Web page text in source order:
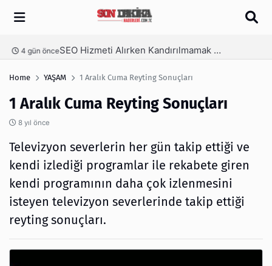
Arama
SEO Hizmeti Alırken Kandırılmamak İçin Bilinmesi Gerekenler
Home YAŞAM 1 Aralık Cuma Reyting Sonuçları
1 Aralık Cuma Reyting Sonuçları
8 yıl önce
Televizyon severlerin her gün takip ettiği ve
kendi izlediği programlar ile rekabete giren
kendi programının daha çok izlenmesini
isteyen televizyon severlerinde takip ettiği
reyting sonuçları.